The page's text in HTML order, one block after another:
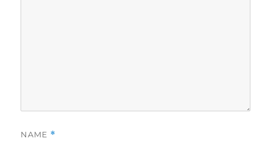
NAME *